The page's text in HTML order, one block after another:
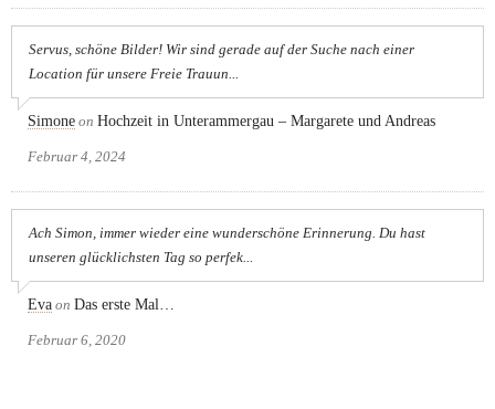
Servus, schöne Bilder! Wir sind gerade auf der Suche nach einer
Location für unsere Freie Trauun...
Simone on Hochzeit in Unterammergau – Margarete und Andreas
Februar 4, 2024
Ach Simon, immer wieder eine wunderschöne Erinnerung. Du hast
unseren glücklichsten Tag so perfek...
Eva on Das erste Mal…
Februar 6, 2020